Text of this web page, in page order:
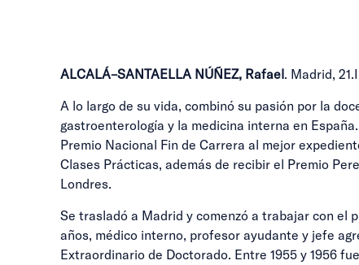
ALCALÁ–SANTAELLA NÚÑEZ, Rafael. Madrid,
A lo largo de su vida, combinó su pasión por la
gastroenterología y la medicina interna en
Premio Nacional Fin de Carrera al mejor
Clases Prácticas, además de recibir el Premio
Londres.
Se trasladó a Madrid y comenzó a trabajar con el
años, médico interno, profesor ayudante y jefe
Extraordinario de Doctorado. Entre 1955 y 1956